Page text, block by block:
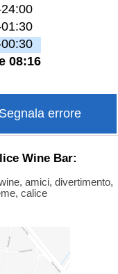
08:16
Segnala errore
Wine Bar:
amici, divertimento,
calice